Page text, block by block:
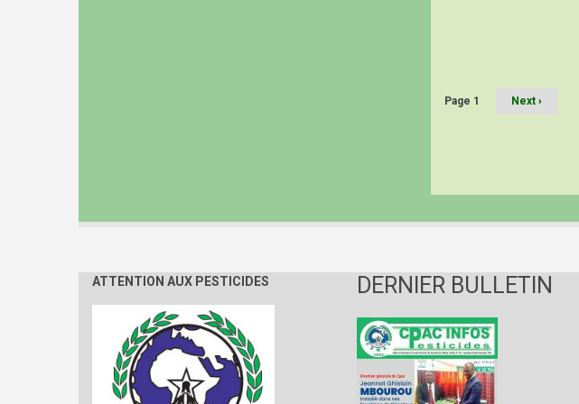
Page 1
Page
suivante
Next ›
ATTENTION AUX PESTICIDES DERNIER BULLETIN